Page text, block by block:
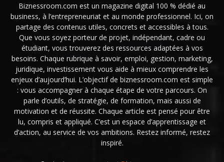
Biznessroom.com est un magazine digital 100 % dédié au
business, à l’entrepreneuriat et au monde professionnel. Ici, on
partage des contenus utiles, concrets et accessibles à tous.
Que vous soyez porteur de projet, indépendant, cadre ou
étudiant, vous trouverez des ressources adaptées à vos
besoins. Chaque rubrique à savoir, emploi, gestion, marketing,
juridique, investissement vous aide à mieux comprendre les
enjeux d’aujourd’hui. L’objectif de biznessroom.com est simple
: vous accompagner à chaque étape de votre parcours. On
parle d’outils, de stratégie, de formation, mais aussi de
motivation et de réussite. Chaque article est pensé pour être
lu, compris et appliqué. C’est un espace d’apprentissage et
d’action, au service de vos ambitions. Restez informé, restez
inspiré.